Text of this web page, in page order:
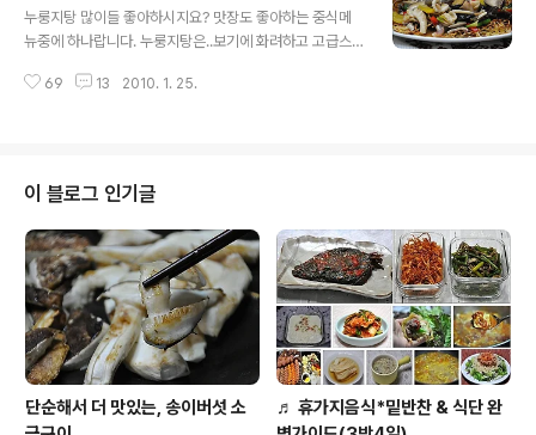
있으면 별 반찬이 필요없어요. 그래서 맛짱이 나름대로 편
하고자 머리를 쓴거였답니다. 주부님들이 제일 좋아하는 !!
◈ 바쁜날 뚝딱? 양배추쌈 제육볶음정식 ◈ 사실 뚝딱이라
누룽지탕 많이들 좋아하시지요? 맛장도 좋아하는 중식메
뉴중에 하나랍니다. 누룽지탕은..보기에 화려하고 고급스
중에 하나이지요? 오늘은.. 발상에 전화을 하여 스파게티를
바삭하고 꼬돌꼬돌한 맛이 오래 지속되는 장점을 가지고
있답니다. 밥으로 만든 누룽지와는 차이가 나는 특별한 맛
의 파스타누룽지탕! 정통 누룽지탕과는 달리 집에 있는 재
료로 만들었지만 정말 별미랍니다. 추천드리고 싶은 메뉴
중에 하나이니..이웃님들도 참고하여 만들어 보세요~^^
◈ 특별한 별미, 파스타누룽지해물탕 ◈ 어제 스파게티..
69 13 2010. 1. 25.
이 블로그 인기글
단순해서 더 맛있는, 송이버섯 소
♬ 휴가지음식*밑반찬 & 식단 완